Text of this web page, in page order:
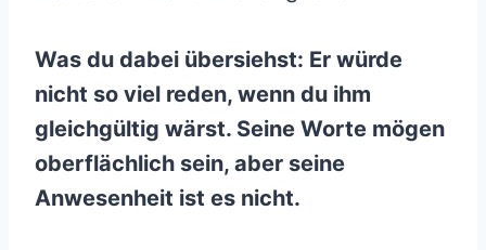
Was du dabei übersiehst: Er würde
nicht so viel reden, wenn du ihm
gleichgültig wärst. Seine Worte mögen
oberflächlich sein, aber seine
Anwesenheit ist es nicht.